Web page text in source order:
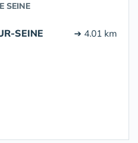
SEINE
SEINE ➔ 4.01 km